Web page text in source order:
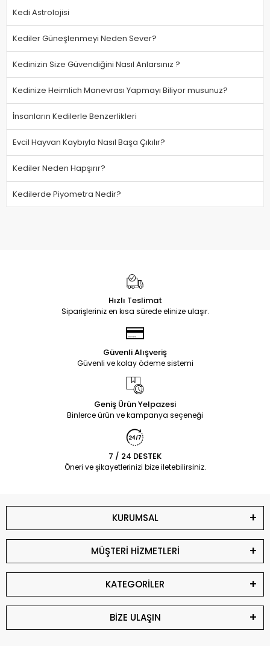
Kedi Astrolojisi
Kediler Güneşlenmeyi Neden Sever?
Kedinizin Size Güvendiğini Nasıl Anlarsınız ?
Kedinize Heimlich Manevrası Yapmayı Biliyor musunuz?
İnsanların Kedilerle Benzerlikleri
Evcil Hayvan Kaybıyla Nasıl Başa Çıkılır?
Kediler Neden Hapşırır?
Kedilerde Piyometra Nedir?
Hızlı Teslimat
Siparişleriniz en kısa sürede elinize ulaşır.
Güvenli Alışveriş
Güvenli ve kolay ödeme sistemi
Geniş Ürün Yelpazesi
Binlerce ürün ve kampanya seçeneği
7 / 24 DESTEK
Öneri ve şikayetlerinizi bize iletebilirsiniz.
KURUMSAL
MÜŞTERİ HİZMETLERİ
KATEGORİLER
BİZE ULAŞIN